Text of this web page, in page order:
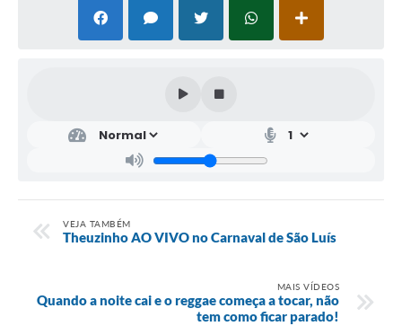
VEJA TAMBÉM
Theuzinho AO VIVO no Carnaval de São Luís
MAIS VÍDEOS
Quando a noite cai e o reggae começa a tocar, não
tem como ficar parado!